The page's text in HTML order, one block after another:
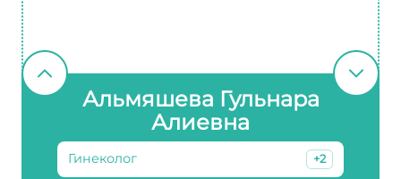
Альмяшева Гульнара
Алиевна
Гинеколог +2